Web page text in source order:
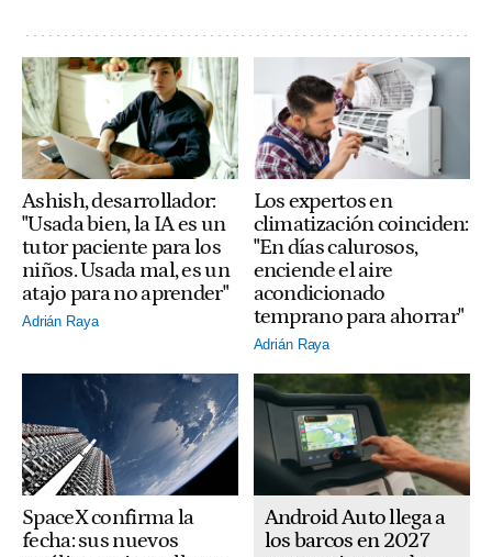
Ashish, desarrollador:
"Usada bien, la IA es un
tutor paciente para los
niños. Usada mal, es un
atajo para no aprender"
Adrián Raya
Los expertos en
climatización coinciden:
"En días calurosos,
enciende el aire
acondicionado
temprano para ahorrar"
Adrián Raya
SpaceX confirma la
fecha: sus nuevos
Android Auto llega a
los barcos en 2027